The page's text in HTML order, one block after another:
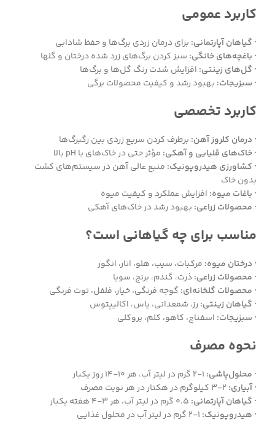
کاربرد عمومی
· گیاهان آپارتمانی: برای درمان زردی برگ‌ها و حفظ شادابی
· باغچه‌های خانگی: سبز کردن برگ‌های زرد شده درختان و گلها
· گل‌های زینتی: افزایش شدت رنگ گل‌ها و برگ‌ها
· سبزیجات: بهبود رشد و کیفیت محصولات برگی
کاربرد تخصصی
· درمان کلروز آهن: برطرف کردن سریع زردی بین رگبرگ‌ها
· خاک‌های قلیایی و آهکی: مؤثر حتی در خاک‌های با pH بالا
· کشاورزی هیدروپونیک: منبع عالی آهن در سیستم‌های کشت
بدون خاک
· باغات میوه: افزایش عملکرد و کیفیت میوه
· محصولات زراعی: بهبود رشد در خاک‌های آهکی
مناسب برای چه گیاهانی است؟
· درختان میوه: مرکبات، سیب، هلو، انار، انگور
· محصولات زراعی:ذرت، گندم، برنج، سویا
· محصولات گلخانه‌ای: گوجه فرنگی، خیار، فلفل، توت فرنگی
· گیاهان زینتی: رز، شمعدانی، یاس، اکالیپتوس
· سبزیجات: اسفناج، کاهو، کلم، بروکلی
نحوه مصرف
· محلول‌پاشی:
· آبیاری:
· گیاهان آپارتمانی:
· هیدروپونیک: